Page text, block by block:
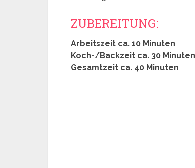
ZUBEREITUNG:
Arbeitszeit ca. 10 Minuten
Koch-/Backzeit ca. 30 Minuten
Gesamtzeit ca. 40 Minuten